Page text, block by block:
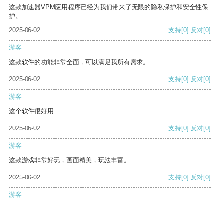
这款加速器VPM应用程序已经为我们带来了无限的隐私保护和安全性保
护。
2025-06-02
支持[0] 反对[0]
游客
这款软件的功能非常全面，可以满足我所有需求。
2025-06-02 支持[0] 反对[0]
游客
这个软件很好用
2025-06-02 支持[0] 反对[0]
游客
这款游戏非常好玩，画面精美，玩法丰富。
2025-06-02 支持[0] 反对[0]
游客